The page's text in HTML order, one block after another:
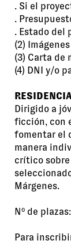
. Si el
.
. Estado del
(2)
(3) Carta de
(4) DNI y/o
Dirigido a
ficción, con
fomentar el
manera
crítico
Márgenes.
Nº de
Para